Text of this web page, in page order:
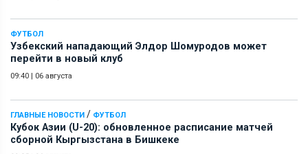
ФУТБОЛ
Узбекский нападающий Элдор Шомуродов может
перейти в новый клуб
09:40 | 06 августа
ГЛАВНЫЕ НОВОСТИ / ФУТБОЛ
Кубок Азии (U-20): обновленное расписание матчей
сборной Кыргызстана в Бишкеке